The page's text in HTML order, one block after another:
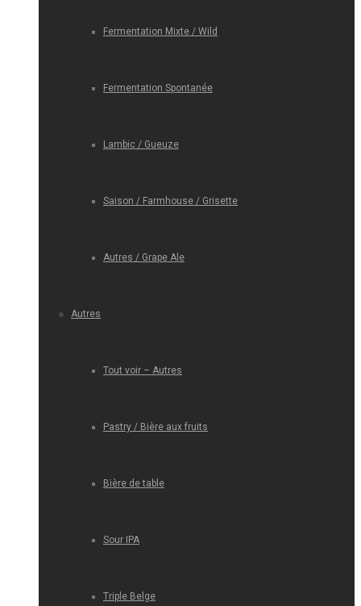
Fermentation Mixte / Wild
Fermentation Spontanée
Lambic / Gueuze
Saison / Farmhouse / Grisette
Autres / Grape Ale
Autres
Tout voir – Autres
Pastry / Bière aux fruits
Bière de table
Sour IPA
Triple Belge